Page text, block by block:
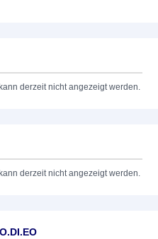
derzeit nicht angezeigt werden.
derzeit nicht angezeigt werden.